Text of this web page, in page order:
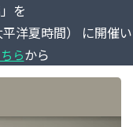
を
洋夏時間） に開催い
らから